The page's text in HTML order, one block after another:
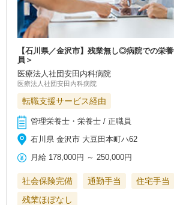
【石川県／金沢市】残業無し◎病院での栄
員＞
医療法人社団安田内科病院
医療法人社団安田内科病院
転職支援サービス経由
管理栄養士・栄養士 / 正職員
石川県 金沢市 大豆田本町ハ62
月給 178,000円 ～ 250,000円
社会保険完備 通勤手当 住宅手当
残業ほぼなし